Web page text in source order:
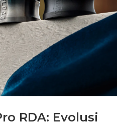
RDA: Evolusi